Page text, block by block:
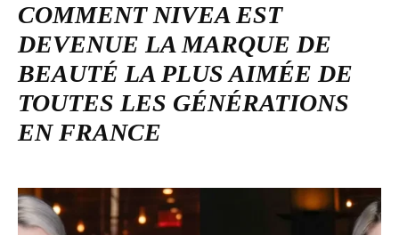
COMMENT NIVEA EST
DEVENUE LA MARQUE DE
BEAUTÉ LA PLUS AIMÉE DE
TOUTES LES GÉNÉRATIONS
EN FRANCE